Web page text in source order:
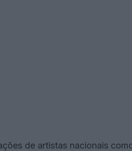
de artistas nacionais